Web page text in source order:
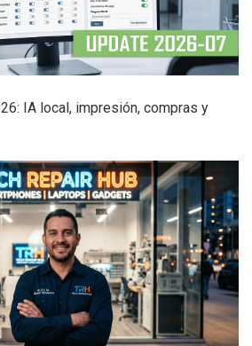
IA local, impresión, compras y